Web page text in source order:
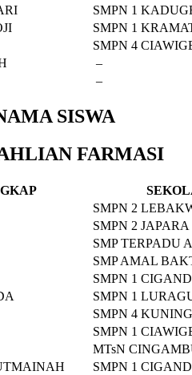
SMPN 1
SMPN 1
SMPN 4
–
–
SISWA
FARMASI
SMPN 2
SMPN 2 JAPARA
SMP TERPADU
SMP AMAL
SMPN 1
SMPN 1
SMPN 4
SMPN 1
MTsN
SMPN 1